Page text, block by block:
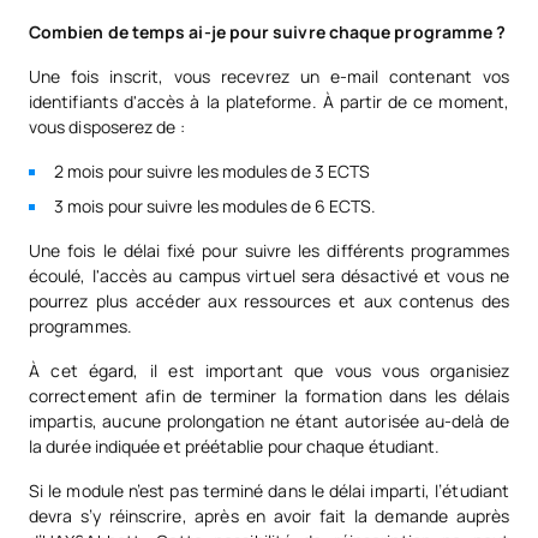
80341
Prescription d'un traitement
OP 3
La nutrition dans les maladies
chirurgical
80343
Malnutrition liée au diabète
sucré et à l'obésité
OP
80344
patient âgé présentant une
pathologie médicale
OP 6
80345
maladies rénales
OP 6
du module et de permettre à tous les participants d'en
Quelle est notre méthodologie ?
En ligne :vous pourrez planifier à l'avance, sans perdre de
temps à vous déplacer, en tirant le meilleur parti du temps
investi dans un format parfaitement étudié.
Flexible :
souhaitez, avec une liberté d'horaire et l'accès à des
classes virtuelles disponibles 24 heures sur 24 et 7 jours
sur 7.
Approuvé par l'Université Alfonso X el Sabio :
25 ans d'expérience.
recherche AFUSAN sur la nutrition et la santé
cardiovasculaire.
Systèmes de détection de la malnutrition et d'évaluation
nutritionnelle
Coordinatrice :
en nutrition à l'hôpital universitaire de Fuenlabrada.
Auteur :Luisa Andrea Solano Pérez , diplômée en nutrition et
diététique. MSc. PhD.
Nutrition et muscles
Coordinatrice :
l'hôpital universitaire de la Paz.
Auteur : África Peral Suarez, diplômée en nutrition humaine
et diététique, spécialisée dans l'entraînement et la nutrition
avec le groupe de recherche VALORNUT ; etJosé Luis Maté,
directeur des études de la licence en CCAFYD de l'UAX.
Combien de temps ai-je pour suivre chaque programme ?
Une fois inscrit, vous recevrez un e-mail contenant vos
identifiants d'accès à la plateforme. À partir de ce moment,
vous disposerez de :
2 mois pour suivre les modules de 3 ECTS
3 mois pour suivre les modules de 6 ECTS.
Une fois le délai fixé pour suivre les différents programmes
écoulé, l'accès au campus virtuel sera désactivé et vous ne
pourrez plus accéder aux ressources et aux contenus des
programmes.
À cet égard, il est important que vous vous organisiez
correctement afin de terminer la formation dans les délais
impartis, aucune prolongation ne étant autorisée au-delà de
la durée indiquée et préétablie pour chaque étudiant.
Si le module n’est pas terminé dans le délai imparti, l’étudiant
devra s’y réinscrire, après en avoir fait la demande auprès